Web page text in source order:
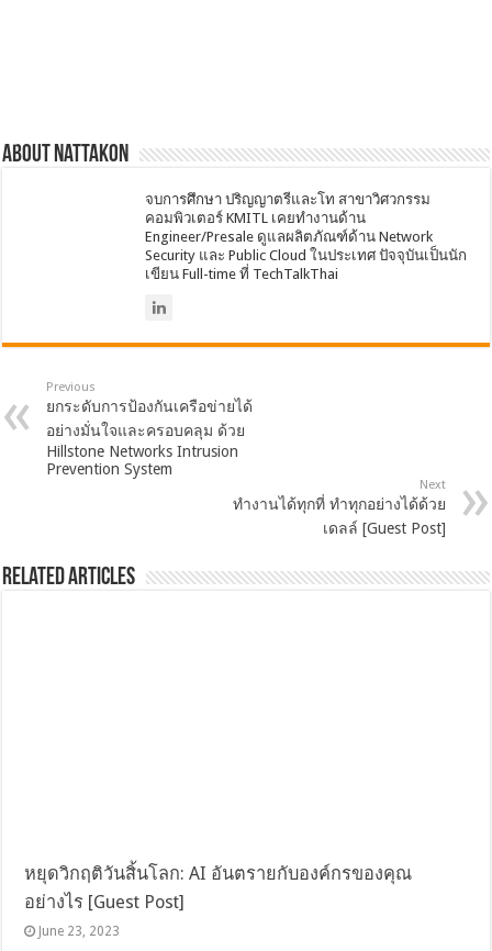
About nattakon
จบการศึกษา ปริญญาตรีและโท สาขาวิศวกรรม
คอมพิวเตอร์ KMITL เคยทำงานด้าน
Engineer/Presale ดูแลผลิตภัณฑ์ด้าน Network
Security และ Public Cloud ในประเทศ ปัจจุบันเป็นนัก
เขียน Full-time ที่ TechTalkThai
Previous
ยกระดับการป้องกันเครือข่ายได้
อย่างมั่นใจและครอบคลุม ด้วย
Hillstone Networks Intrusion
Prevention System
Next
ทำงานได้ทุกที่ ทำทุกอย่างได้ด้วย
เดลล์ [Guest Post]
Related Articles
หยุดวิกฤติวันสิ้นโลก: AI อันตรายกับองค์กรของคุณ
อย่างไร [Guest Post]
June 23, 2023